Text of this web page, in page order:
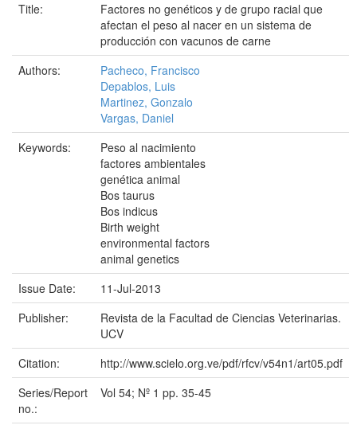
Title:
Factores no genéticos y de grupo racial que
afectan el peso al nacer en un sistema de
producción con vacunos de carne
Authors:
Pacheco, Francisco
Depablos, Luis
Martinez, Gonzalo
Vargas, Daniel
Keywords:
Peso al nacimiento
factores ambientales
genética animal
Bos taurus
Bos indicus
Birth weight
environmental factors
animal genetics
Issue Date:
11-Jul-2013
Publisher:
Revista de la Facultad de Ciencias Veterinarias.
UCV
Citation:
http://www.scielo.org.ve/pdf/rfcv/v54n1/art05.pdf
Series/Report
no.:
Vol 54; Nº 1 pp. 35-45